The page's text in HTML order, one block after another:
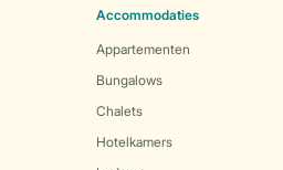
Accommodaties
Appartementen
Bungalows
Chalets
Hotelkamers